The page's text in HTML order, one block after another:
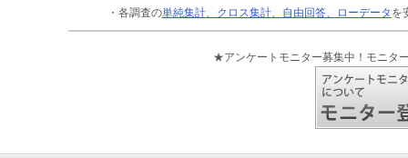
・各調査の単純集計、クロス集計、自由回答、ローデータ を
★アンケートモニター募集中！モニタ